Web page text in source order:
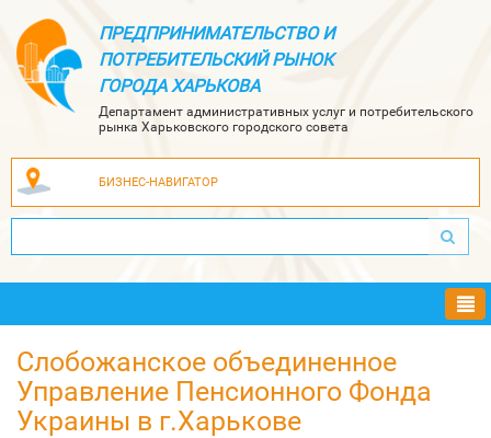
ПРЕДПРИНИМАТЕЛЬСТВО И
ПОТРЕБИТЕЛЬСКИЙ РЫНОК
ГОРОДА ХАРЬКОВА
Департамент административных услуг и потребительского
рынка Харьковского городского совета
БИЗНЕС-НАВИГАТОР
Слобожанское объединенное
Управление Пенсионного Фонда
Украины в г.Харькове